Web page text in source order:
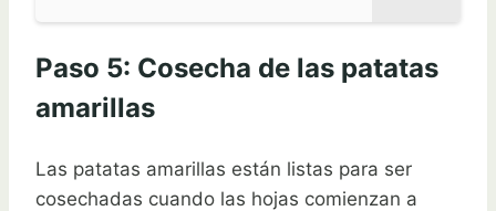
Paso 5: Cosecha de las patatas
amarillas
Las patatas amarillas están listas para ser
cosechadas cuando las hojas comienzan a